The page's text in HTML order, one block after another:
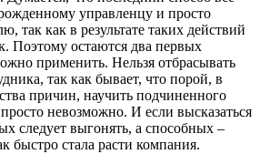
управленцу и просто
так как в результате таких действий
Поэтому остаются два первых
применить. Нельзя отбрасывать
так как бывает, что порой, в
причин, научить подчиненного
невозможно. И если высказаться
следует выгонять, а способных –
быстро стала расти компания.